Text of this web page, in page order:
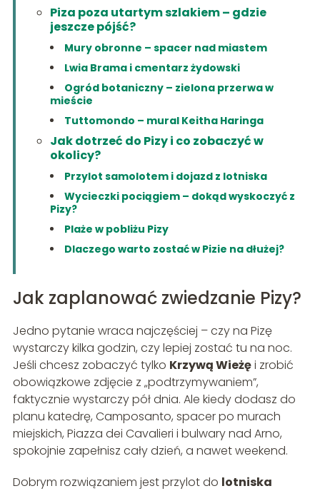
Piza poza utartym szlakiem – gdzie
jeszcze pójść?
Mury obronne – spacer nad miastem
Lwia Brama i cmentarz żydowski
Ogród botaniczny – zielona przerwa w
mieście
Tuttomondo – mural Keitha Haringa
Jak dotrzeć do Pizy i co zobaczyć w
okolicy?
Przylot samolotem i dojazd z lotniska
Wycieczki pociągiem – dokąd wyskoczyć z
Pizy?
Plaże w pobliżu Pizy
Dlaczego warto zostać w Pizie na dłużej?
Jak zaplanować zwiedzanie Pizy?
Jedno pytanie wraca najczęściej – czy na Pizę
wystarczy kilka godzin, czy lepiej zostać tu na noc.
Jeśli chcesz zobaczyć tylko Krzywą Wieżęi zrobić
obowiązkowe zdjęcie z „podtrzymywaniem”,
faktycznie wystarczy pół dnia. Ale kiedy dodasz do
planu katedrę, Camposanto, spacer po murach
miejskich, Piazza dei Cavalieri i bulwary nad Arno,
spokojnie zapełnisz cały dzień, a nawet weekend.
Dobrym rozwiązaniem jest przylot do lotniska